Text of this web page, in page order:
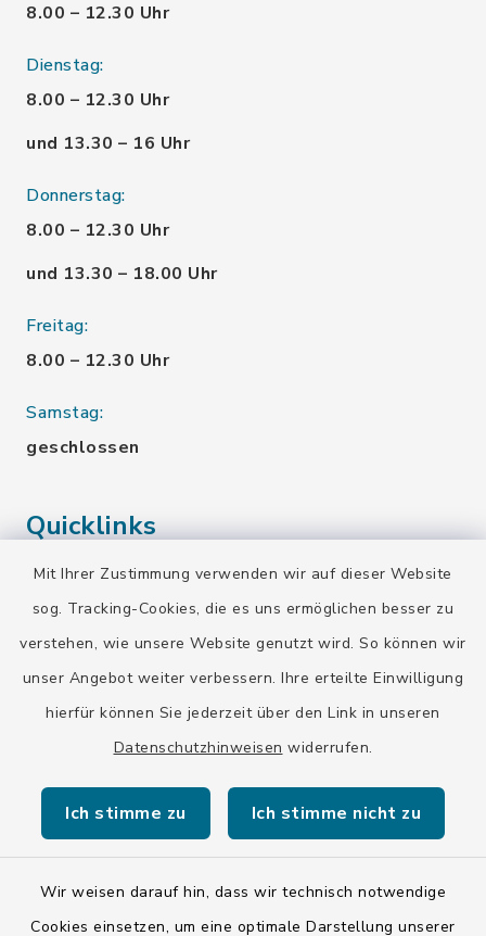
Mit Ihrer Zustimmung verwenden wir auf dieser Website
sog. Tracking-Cookies, die es uns ermöglichen besser zu
verstehen, wie unsere Website genutzt wird. So können wir
unser Angebot weiter verbessern. Ihre erteilte Einwilligung
hierfür können Sie jederzeit über den Link in unseren
Datenschutzhinweisen widerrufen.
Ich stimme zu Ich stimme nicht zu
Wir weisen darauf hin, dass wir technisch notwendige
Cookies einsetzen, um eine optimale Darstellung unserer
8.00 – 12.30 Uhr
Dienstag:
8.00 – 12.30 Uhr
und 13.30 – 16 Uhr
Donnerstag:
8.00 – 12.30 Uhr
und 13.30 – 18.00 Uhr
Freitag:
8.00 – 12.30 Uhr
Samstag:
geschlossen
Quicklinks
Landratsamt Bad Tölz-Wolfratshausen
BayernPortal
Kontakt
Barrierefreiheit